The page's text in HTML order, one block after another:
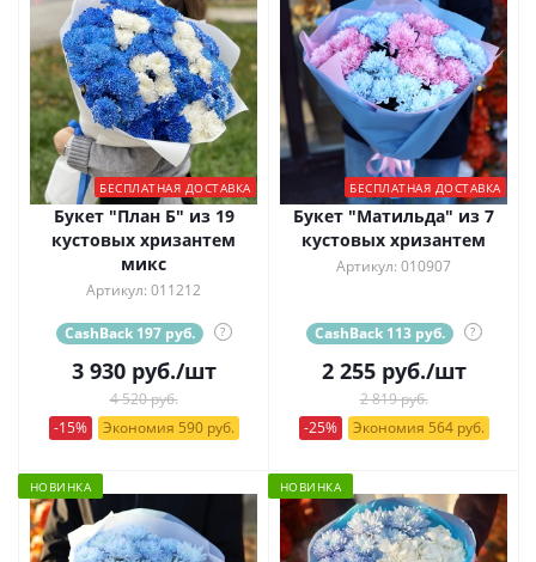
БЕСПЛАТНАЯ ДОСТАВКА
Букет "План Б" из 19
кустовых хризантем
микс
Артикул: 011212
CashBack 197 руб. ?
3 930руб./шт
4 520 руб.
-15%
Экономия 590 руб.
БЕСПЛАТНАЯ ДОСТАВКА
Букет "Матильда" из 7
кустовых хризантем
Артикул: 010907
CashBack 113 руб. ?
2 255руб./шт
2 819 руб.
-25%
Экономия 564 руб.
НОВИНКА НОВИНКА